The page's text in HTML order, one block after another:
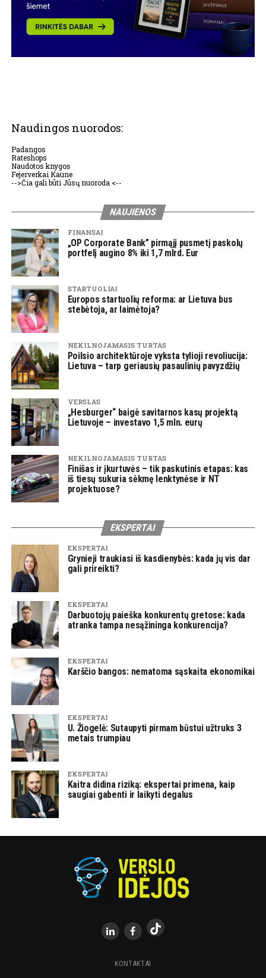
Naudingos nuorodos:
Padangos
Rateshops
Naudotos knygos
Fejerverkai Kaune
-->Čia gali būti Jūsų nuoroda <--
NAUJIENOS
FINANSAI
„OP Corporate Bank” pirmąjį pusmetį paskolų
portfelį augino 8% iki 1,7 mlrd. Eur
STARTUOLIAI
Europos startuolių reforma: ar Lietuva bus
stebėtoja, ar laimėtoja?
NEKILNOJAMASIS TURTAS
Poilsio architektūroje vyksta tylioji revoliucija:
Lietuva – tarp geriausių pasaulinių pavyzdžių
VERSLAS
„Hesburger“ baigė savitarnos kasų projektą
Lietuvoje – investavo 1,5 mln. eurų
NEKILNOJAMASIS TURTAS
Finišas ir įkurtuvės – tik paskutinis etapas: kas
iš tiesų sukuria sėkmę lenktynėse ir NT
projektuose?
EKSPERTAI
EKSPERTAI
Grynieji traukiasi iš kasdienybės: kada jų vis dar
gali prireikti?
EKSPERTAI
Darbuotojų paieška konkurentų gretose: kada
atranka tampa nesąžininga konkurencija?
EKSPERTAI
Karščio bangos: nematoma sąskaita ekonomikai
EKSPERTAI
U. Žiogelė: Sutaupyti pirmam būstui užtruks 3
metais trumpiau
EKSPERTAI
Kaitra didina riziką: ekspertai primena, kaip
saugiai gabenti ir laikyti degalus
KONTAKTAI